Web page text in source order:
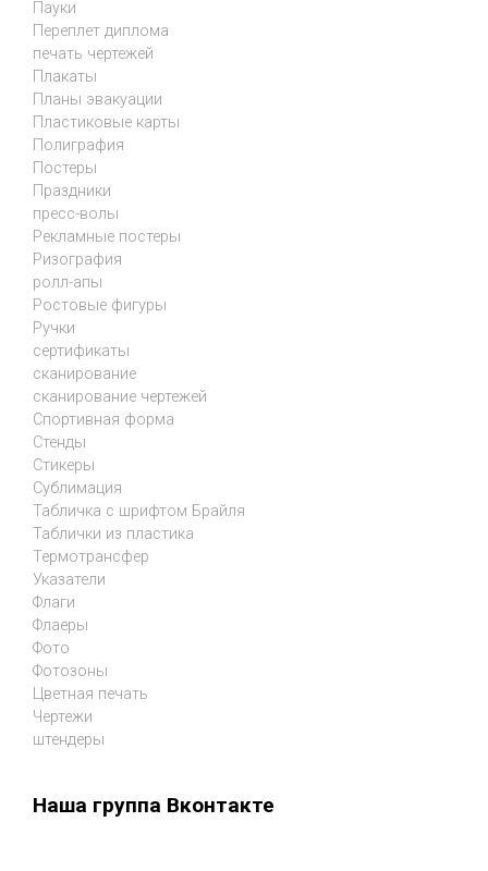
Пауки
Переплет диплома
печать чертежей
Плакаты
Планы эвакуации
Пластиковые карты
Полиграфия
Постеры
Праздники
пресс-волы
Рекламные постеры
Ризография
ролл-апы
Ростовые фигуры
Ручки
сертификаты
сканирование
сканирование чертежей
Спортивная форма
Стенды
Стикеры
Сублимация
Табличка с шрифтом Брайля
Таблички из пластика
Термотрансфер
Указатели
Флаги
Флаеры
Фото
Фотозоны
Цветная печать
Чертежи
штендеры
Наша группа Вконтакте